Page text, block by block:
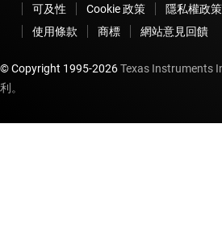
可及性 Cookie 政策 隱私權政策
使用條款
商標 網站意見回饋
© Copyright 1995-2026Texas Instruments
利。